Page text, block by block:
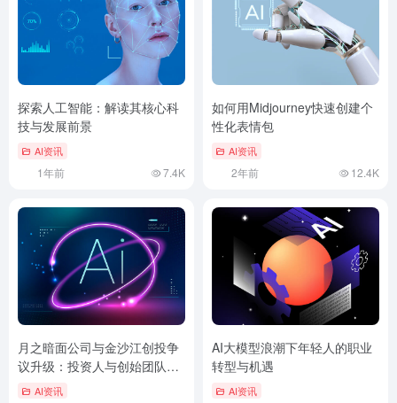
探索人工智能：解读其核心科
技与发展前景
AI资讯
1年前 7.4K
如何用Midjourney快速创建个
性化表情包
AI资讯
2年前 12.4K
月之暗面公司与金沙江创投争
议升级：投资人与创始团队间
的矛盾
AI资讯
AI大模型浪潮下年轻人的职业
转型与机遇
AI资讯